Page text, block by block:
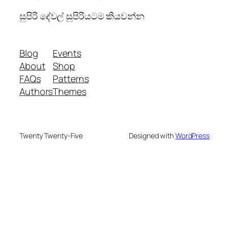
සුපිරි දේවල් සුපිරියටම කියවන්න
Blog
About
FAQs
Authors
Events
Shop
Patterns
Themes
Twenty Twenty-Five Designed withWordPress